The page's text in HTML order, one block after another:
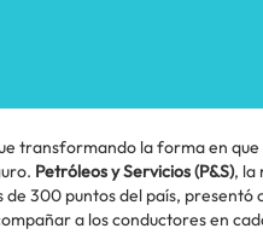
transformando la forma en
Petróleos y Servicios (P&S), la
de 300 puntos del país, presentó
a los conductores en